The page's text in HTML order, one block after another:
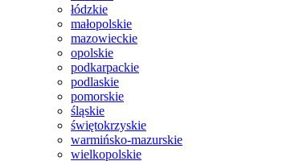
łódzkie
małopolskie
mazowieckie
opolskie
podkarpackie
podlaskie
pomorskie
śląskie
świętokrzyskie
warmińsko-mazurskie
wielkopolskie